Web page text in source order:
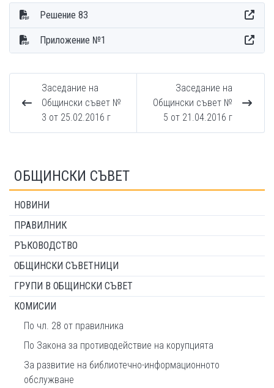
Решение 83
Приложение №1
Заседание на
Общински съвет №
3 от 25.02.2016 г
Заседание на
Общински съвет №
5 от 21.04.2016 г
ОБЩИНСКИ СЪВЕТ
НОВИНИ
ПРАВИЛНИК
РЪКОВОДСТВО
ОБЩИНСКИ СЪВЕТНИЦИ
ГРУПИ В ОБЩИНСКИ СЪВЕТ
КОМИСИИ
По чл. 28 от правилника
По Закона за противодействие на корупцията
За развитие на библиотечно-информационното
обслужване